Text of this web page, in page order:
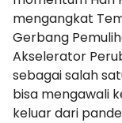
mengangkat
Gerbang
Akselerator
sebagai salah
bisa mengawali
keluar dari